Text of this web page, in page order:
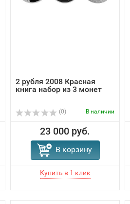
2 рубля 2008 Красная
книга набор из 3 монет
(0) В наличии
23 000 руб.
В корзину